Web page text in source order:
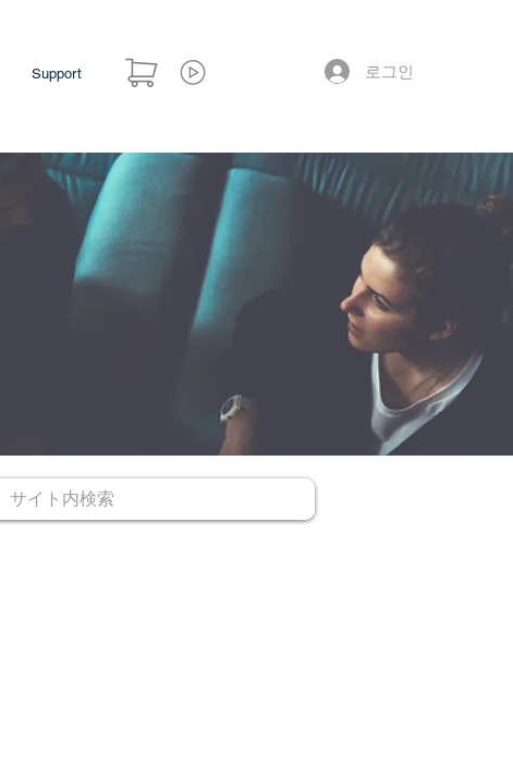
Support 로그인